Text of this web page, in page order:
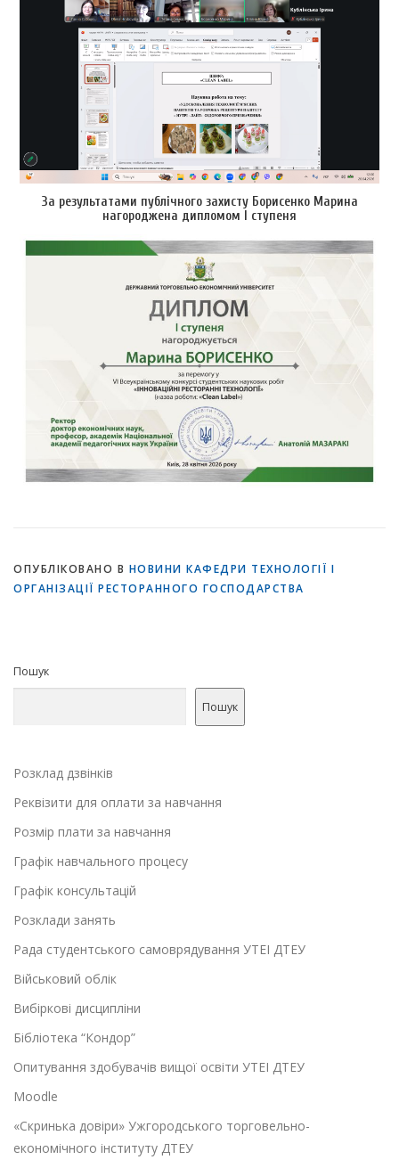
За результатами публічного захисту Борисенко Марина
нагороджена дипломом І ступеня
ОПУБЛІКОВАНО В НОВИНИ КАФЕДРИ ТЕХНОЛОГІЇ І
ОРГАНІЗАЦІЇ РЕСТОРАННОГО ГОСПОДАРСТВА
Пошук
Пошук
Розклад дзвінків
Реквізити для оплати за навчання
Розмір плати за навчання
Графік навчального процесу
Графік консультацій
Розклади занять
Рада студентського самоврядування УТЕІ ДТЕУ
Військовий облік
Вибіркові дисципліни
Бібліотека “Кондор”
Опитування здобувачів вищої освіти УТЕІ ДТЕУ
Moodle
«Скринька довіри» Ужгородського торговельно-
економічного інституту ДТЕУ